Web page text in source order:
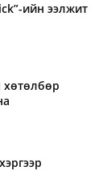
ийн ээлжит